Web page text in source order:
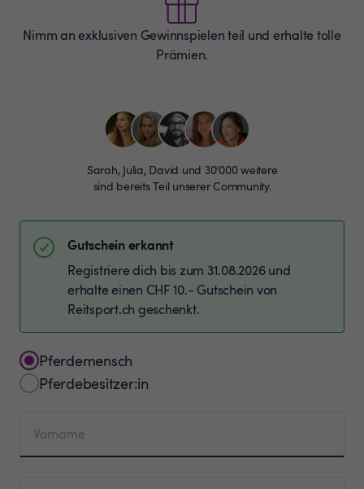
Nimm an exklusiven Gewinnspielen teil und erhalte tolle
Prämien.
Sarah, Julia, David und 30’000 weitere
sind bereits Teil unserer Community.
Gutschein erkannt
Registriere dich bis zum 31.08.2026 und
erhalte einen CHF 10.- Gutschein von
Reitsport.ch geschenkt.
Pferdemensch
Pferdebesitzer:in
Vorname